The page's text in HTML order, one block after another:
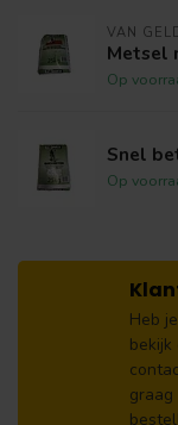
VAN
Metsel
Op
Snel
Op
Heb
bekijk